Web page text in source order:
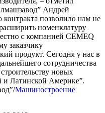
Андрей
позволило нам не
номенклатуру
с компанией CEMEQ
заказчику
продукт. Сегодня у нас в
сотрудничества
новых
Латинской Америке”.
Машиностроение